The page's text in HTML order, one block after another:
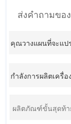
ส่งคำถามขอ